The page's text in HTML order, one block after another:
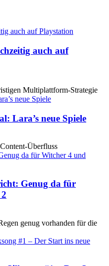
auch auf
Multiplattform-Strategie
Lara’s neue Spiele
Überfluss
Genug da für
genug vorhanden für die